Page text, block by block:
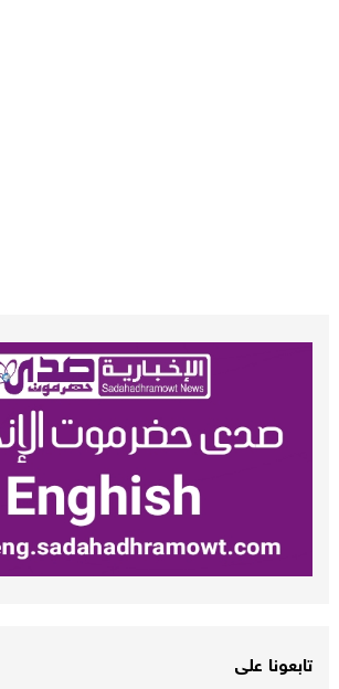
تابعونا على